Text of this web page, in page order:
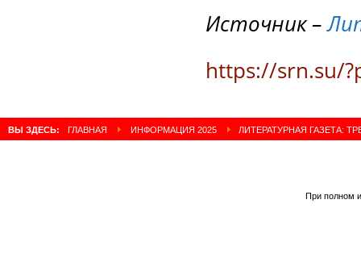
Источник –
https://srn.su/
ВЫ ЗДЕСЬ: ГЛАВНАЯ ИНФОРМАЦИЯ 2025 ЛИТЕРАТУРНАЯ ГАЗЕТА:
При полном